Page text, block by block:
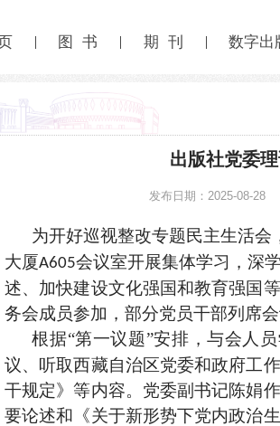
图 书 期 刊 数字出
出版社党委
发布日期：2025-08-28
为开好巡视整改专题民主生活会
大厦A605会议室开展集体学习，深
述、加快建设文化强国和教育强国
务会成员参加，部分党员干部列席会
根据“第一议题”安排，与会人
议、听取西藏自治区党委和政府工
干规定》等内容。党委副书记陈娟
要论述和《关于新形势下党内政治